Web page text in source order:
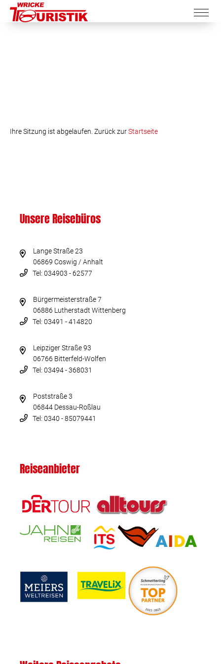
Ihre Sitzung ist abgelaufen. Zurück zurStartseite
Unsere Reisebüros
Lange Straße 23
06869 Coswig / Anhalt
Tel: 034903 - 62577
Bürgermeisterstraße 7
06886 Lutherstadt Wittenberg
Tel: 03491 - 414820
Leipziger Straße 93
06766 Bitterfeld-Wolfen
Tel: 03494 - 368031
Poststraße 3
06844 Dessau-Roßlau
Tel: 0340 - 85079441
Reiseanbieter